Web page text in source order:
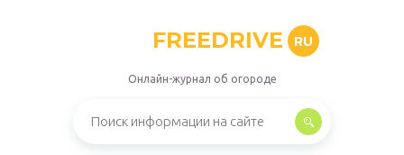
FREEDRIVE RU
Онлайн-журнал об огороде